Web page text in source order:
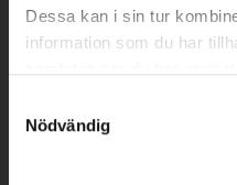
Dessa kan i sin tur
information som du har
Nödvändig
Vi är alltid intresserade av
kollegor som brinner för
och ditt engagemang är det